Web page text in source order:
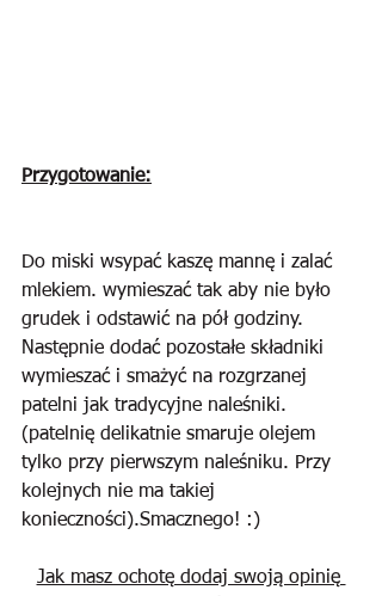
Przygotowanie:
Do miski wsypać kaszę mannę i zalać
mlekiem. wymieszać tak aby nie było
grudek i odstawić na pół godziny.
Następnie dodać pozostałe składniki
wymieszać i smażyć na rozgrzanej
patelni jak tradycyjne naleśniki.
(patelnię delikatnie smaruje olejem
tylko przy pierwszym naleśniku. Przy
kolejnych nie ma takiej
konieczności).Smacznego! :)
Jak masz ochotę dodaj swoją opinię